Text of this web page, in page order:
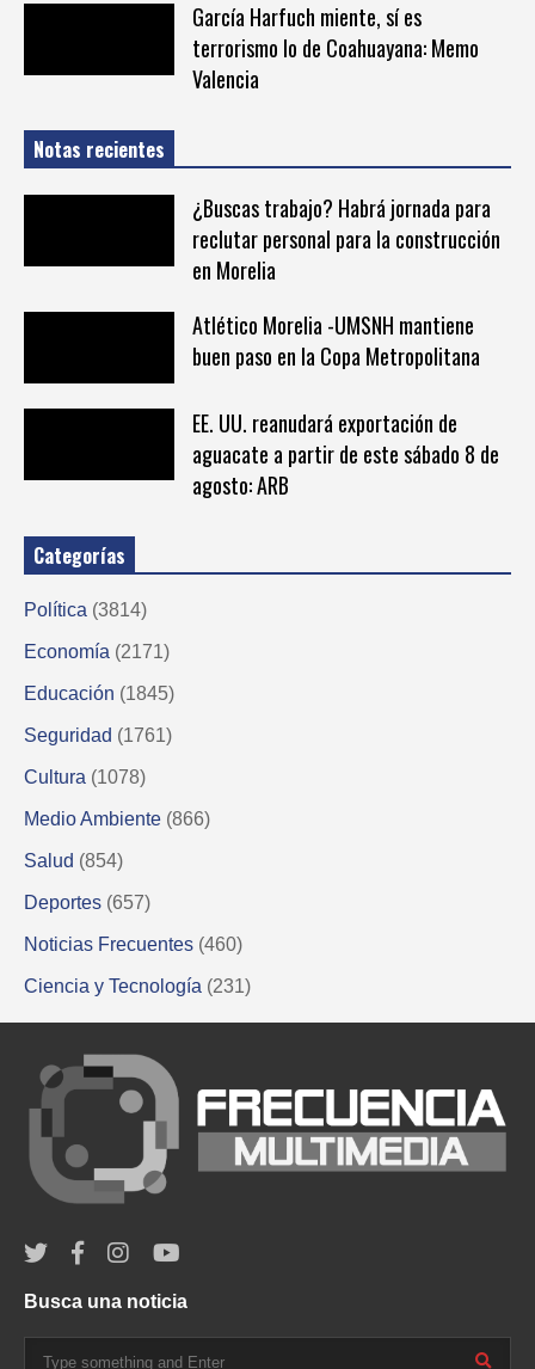
García Harfuch miente, sí es
terrorismo lo de Coahuayana: Memo
Valencia
Notas recientes
¿Buscas trabajo? Habrá jornada para
reclutar personal para la construcción
en Morelia
Atlético Morelia -UMSNH mantiene
buen paso en la Copa Metropolitana
EE. UU. reanudará exportación de
aguacate a partir de este sábado 8 de
agosto: ARB
Categorías
Política (3814)
Economía (2171)
Educación (1845)
Seguridad (1761)
Cultura (1078)
Medio Ambiente (866)
Salud (854)
Deportes (657)
Noticias Frecuentes (460)
Ciencia y Tecnología (231)
Busca una noticia